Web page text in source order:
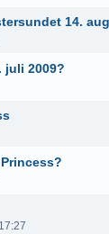
14.
juli 2009?